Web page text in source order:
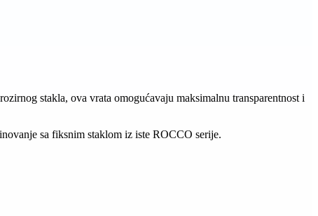
stakla, ova vrata omogućavaju maksimalnu transparentnost i
sa fiksnim staklom iz iste ROCCO serije.